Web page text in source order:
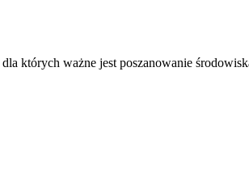
których ważne jest poszanowanie